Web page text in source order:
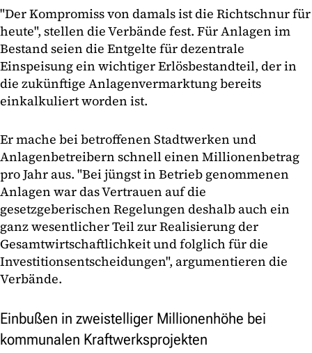
"Der Kompromiss von damals ist die Richtschnur für
heute", stellen die Verbände fest. Für Anlagen im
Bestand seien die Entgelte für dezentrale
Einspeisung ein wichtiger Erlösbestandteil, der in
die zukünftige Anlagenvermarktung bereits
einkalkuliert worden ist.
Er mache bei betroffenen Stadtwerken und
Anlagenbetreibern schnell einen Millionenbetrag
pro Jahr aus. "Bei jüngst in Betrieb genommenen
Anlagen war das Vertrauen auf die
gesetzgeberischen Regelungen deshalb auch ein
ganz wesentlicher Teil zur Realisierung der
Gesamtwirtschaftlichkeit und folglich für die
Investitionsentscheidungen", argumentieren die
Verbände.
Einbußen in zweistelliger Millionenhöhe bei
kommunalen Kraftwerksprojekten